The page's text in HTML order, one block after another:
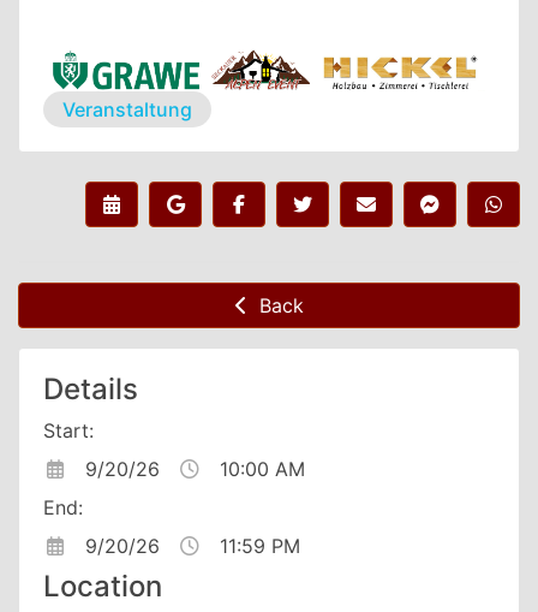
Veranstaltung
Back
Details
Start:
9/20/26
10:00 AM
End:
9/20/26
11:59 PM
Location